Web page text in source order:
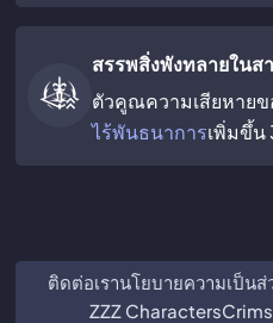
สรรพสิ่งพังทลายในส
ตัวคูณความเสียหาย
ไร้พันธนาการเพิ่มขึ้น
ติดต่อเรานโยบายความเป็นส่
ZZZ Characters